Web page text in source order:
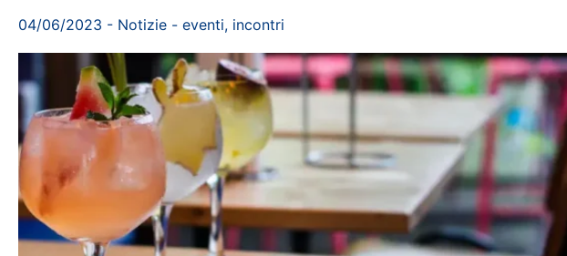
04/06/2023 - Notizie - eventi, incontri